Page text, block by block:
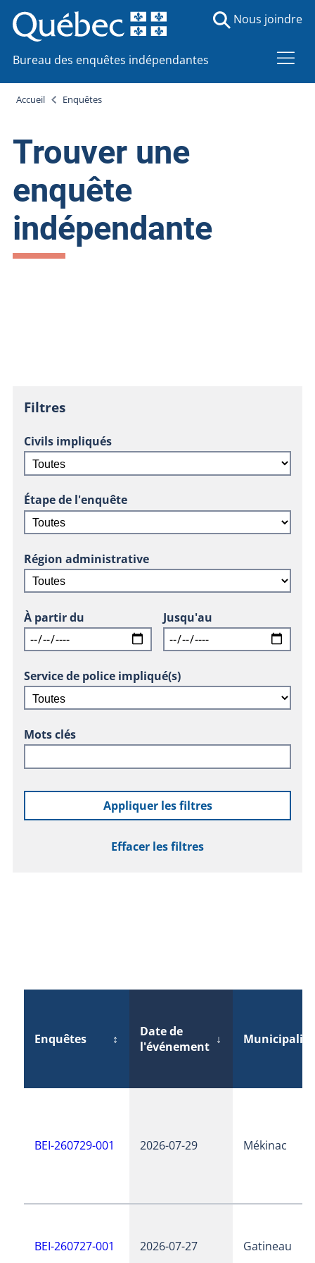
Bureau des enquêtes indépendantes
Nous joindre
Accueil Enquêtes
Trouver une
enquête
indépendante
Filtres
Civils impliqués
Étape de l'enquête
Région administrative
À partir du Jusqu'au
Service de police impliqué(s)
Mots clés
Appliquer les filtres
Effacer les filtres
Enquêtes ↕
Date de
l'événement ↓ Municipalité
BEI-260729-001 2026-07-29 Mékinac
BEI-260727-001 2026-07-27 Gatineau